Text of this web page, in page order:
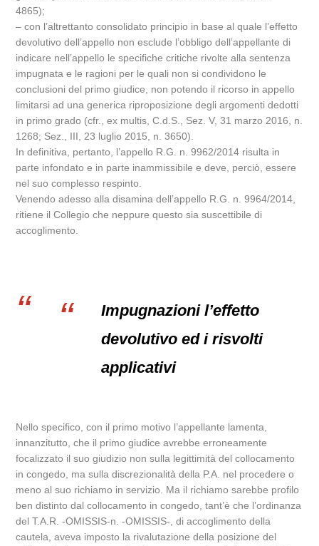
4865);
– con l’altrettanto consolidato principio in base al quale l’effetto
devolutivo dell’appello non esclude l’obbligo dell’appellante di
indicare nell’appello le specifiche critiche rivolte alla sentenza
impugnata e le ragioni per le quali non si condividono le
conclusioni del primo giudice, non potendo il ricorso in appello
limitarsi ad una generica riproposizione degli argomenti dedotti
in primo grado (cfr., ex multis, C.d.S., Sez. V, 31 marzo 2016, n.
1268; Sez., III, 23 luglio 2015, n. 3650).
In definitiva, pertanto, l’appello R.G. n. 9962/2014 risulta in
parte infondato e in parte inammissibile e deve, perciò, essere
nel suo complesso respinto.
Venendo adesso alla disamina dell’appello R.G. n. 9964/2014,
ritiene il Collegio che neppure questo sia suscettibile di
accoglimento.
Impugnazioni l’effetto
devolutivo ed i risvolti
applicativi
Nello specifico, con il primo motivo l’appellante lamenta,
innanzitutto, che il primo giudice avrebbe erroneamente
focalizzato il suo giudizio non sulla legittimità del collocamento
in congedo, ma sulla discrezionalità della P.A. nel procedere o
meno al suo richiamo in servizio. Ma il richiamo sarebbe profilo
ben distinto dal collocamento in congedo, tant’è che l’ordinanza
del T.A.R. -OMISSIS-n. -OMISSIS-, di accoglimento della
cautela, aveva imposto la rivalutazione della posizione del